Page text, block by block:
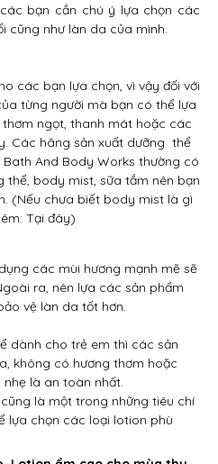
bạn cần chú ý lựa chọn các
cũng như làn da của mình.
các bạn lựa chọn, vì vậy đối với
từng người mà bạn có thể lựa
ngọt, thanh mát hoặc các
Các hãng sản xuất dưỡng thể
And Body Works thường có
thể, body mist, sữa tắm nên bạn
(Nếu chưa biết body mist là gì
Tại đây)
các mùi hương mạnh mẽ sẽ
ra, nên lựa các sản phẩm
vệ làn da tốt hơn.
dành cho trẻ em thì các sản
không có hương thơm hoặc
là an toàn nhất.
là một trong những tiêu chí
lựa chọn các loại lotion phù